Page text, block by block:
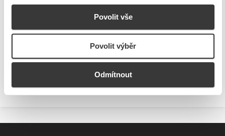
Povolit vše
Povolit výběr
Odmítnout
Aktuálně
Gril s dodavatelem